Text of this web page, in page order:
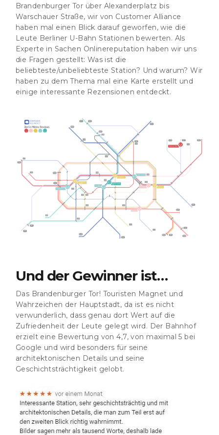
Brandenburger Tor über Alexanderplatz bis
Warschauer Straße, wir von Customer Alliance
haben mal einen Blick darauf geworfen, wie die
Leute Berliner U-Bahn Stationen bewerten. Als
Experte in Sachen Onlinereputation haben wir uns
die Fragen gestellt: Was ist die
beliebteste/unbeliebteste Station? Und warum? Wir
haben zu dem Thema mal eine Karte erstellt und
einige interessante Rezensionen entdeckt.
Und der Gewinner ist…
Das Brandenburger Tor! Touristen Magnet und
Wahrzeichen der Hauptstadt, da ist es nicht
verwunderlich, dass genau dort Wert auf die
Zufriedenheit der Leute gelegt wird. Der Bahnhof
erzielt eine Bewertung von 4,7, von maximal 5 bei
Google und wird besonders für seine
architektonischen Details und seine
Geschichtsträchtigkeit gelobt.